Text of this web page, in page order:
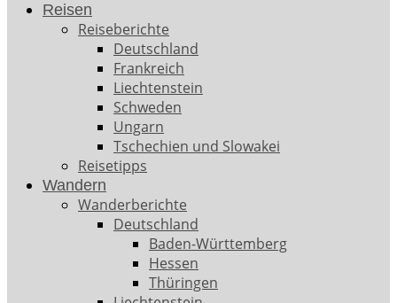
Reisen
Reiseberichte
Deutschland
Frankreich
Liechtenstein
Schweden
Ungarn
Tschechien und Slowakei
Reisetipps
Wandern
Wanderberichte
Deutschland
Baden-Württemberg
Hessen
Thüringen